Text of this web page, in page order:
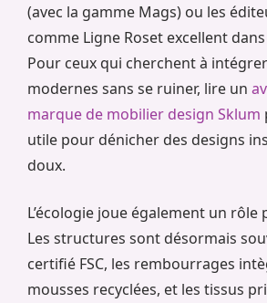
(avec la gamme Mags) ou les
comme Ligne Roset excellent
Pour ceux qui cherchent à
modernes sans se ruiner, lire un
marque de mobilier design Sklum
utile pour dénicher des designs
doux.
L’écologie joue également un
Les structures sont désormais
certifié FSC, les rembourrages
mousses recyclées, et les tissus